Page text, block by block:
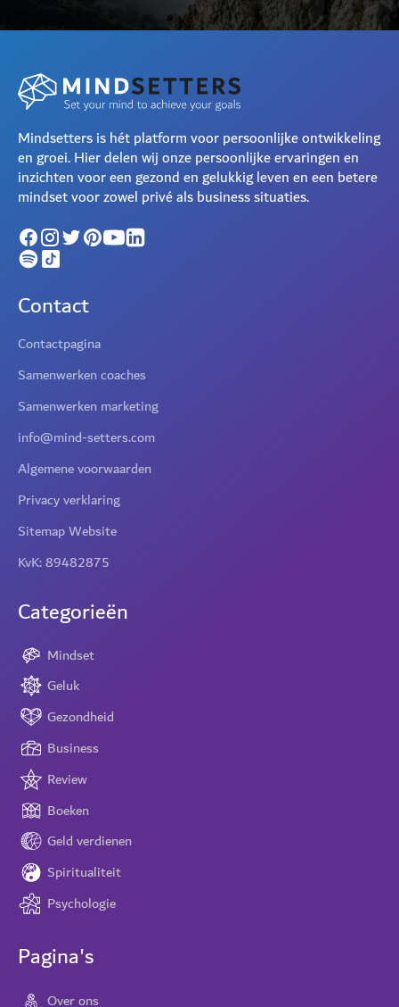
Mindsetters is hét platform voor persoonlijke ontwikkeling
en groei. Hier delen wij onze persoonlijke ervaringen en
inzichten voor een gezond en gelukkig leven en een betere
mindset voor zowel privé als business situaties.
Contact
Contactpagina
Samenwerken coaches
Samenwerken marketing
info@mind-setters.com
Algemene voorwaarden
Privacy verklaring
Sitemap Website
KvK: 89482875
Categorieën
Mindset
Geluk
Gezondheid
Business
Review
Boeken
Geld verdienen
Spiritualiteit
Psychologie
Pagina's
Over ons